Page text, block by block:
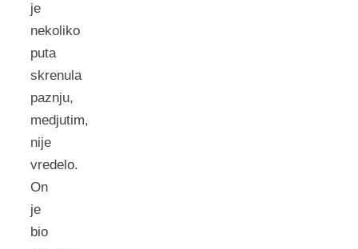
je
nekoliko
puta
skrenula
paznju,
medjutim,
nije
vredelo.
On
je
bio